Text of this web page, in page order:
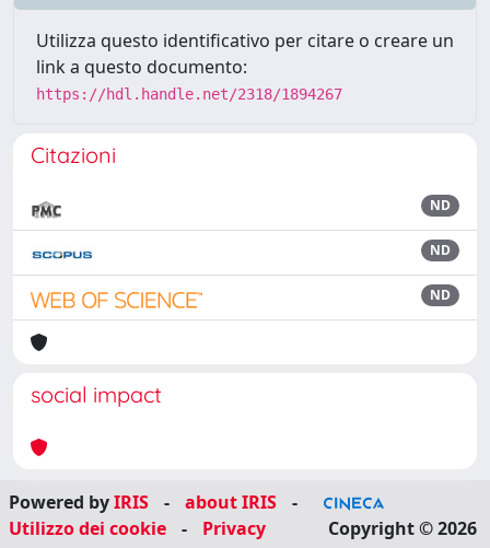
Utilizza questo identificativo per citare o creare un
link a questo documento:
https://hdl.handle.net/2318/1894267
Citazioni
ND
ND
ND
social impact
Powered byIRIS - about IRIS
-
Utilizzo dei cookie
- Privacy Copyright © 2026